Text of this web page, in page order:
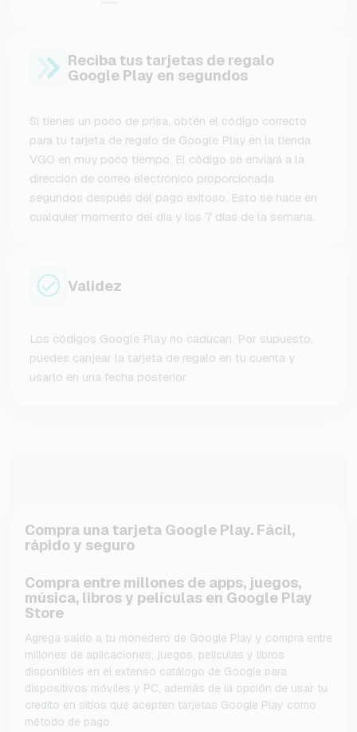
Reciba tus tarjetas de regalo
Google Play en segundos
Si tienes un poco de prisa, obtén el código correcto
para tu tarjeta de regalo de Google Play en la tienda
VGO en muy poco tiempo. El código se enviará a la
dirección de correo electrónico proporcionada
segundos después del pago exitoso. Esto se hace en
cualquier momento del día y los 7 días de la semana.
Validez
Los códigos Google Play no caducan. Por supuesto,
puedes canjear la tarjeta de regalo en tu cuenta y
usarlo en una fecha posterior.
Compra una tarjeta Google Play. Fácil,
rápido y seguro
Compra entre millones de apps, juegos,
música, libros y películas en Google Play
Store
Agrega saldo a tu monedero de Google Play y compra entre
millones de aplicaciones, juegos, películas y libros
disponibles en el extenso catálogo de Google para
dispositivos móviles y PC, además de la opción de usar tu
crédito en sitios que acepten tarjetas Google Play como
método de pago.